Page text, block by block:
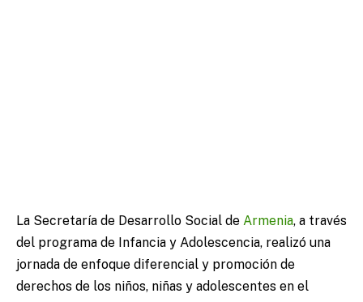
La Secretaría de Desarrollo Social de Armenia, a través
del programa de Infancia y Adolescencia, realizó una
jornada de enfoque diferencial y promoción de
derechos de los niños, niñas y adolescentes en el